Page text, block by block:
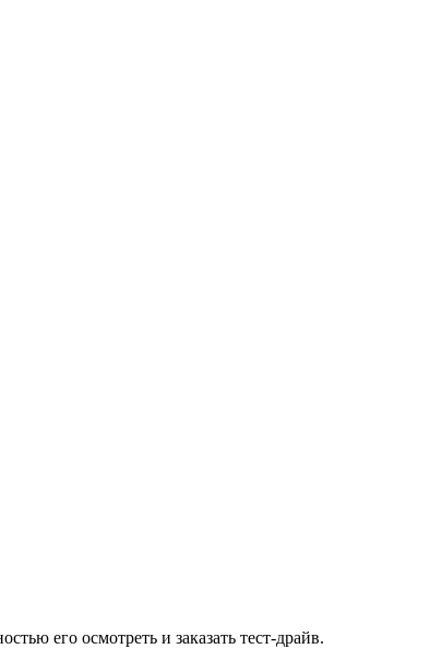
его осмотреть и заказать тест-драйв.